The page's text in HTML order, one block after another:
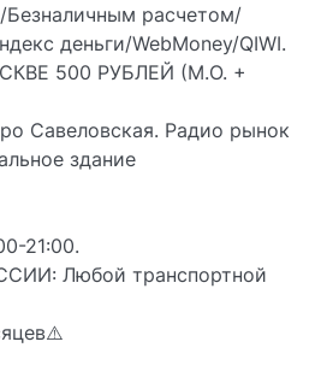
расчетом/
деньги/WebMoney/QIWI.
500 РУБЛЕЙ (М.О. +
Савеловская. Радио рынок
здание
21:00.
Любой транспортной